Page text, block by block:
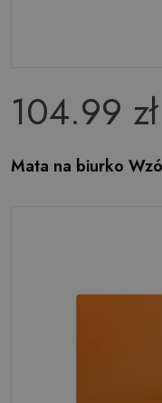
104.99 zł
Mata na biurko